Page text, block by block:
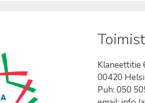
Klaneettitie
00420
Puh: 050